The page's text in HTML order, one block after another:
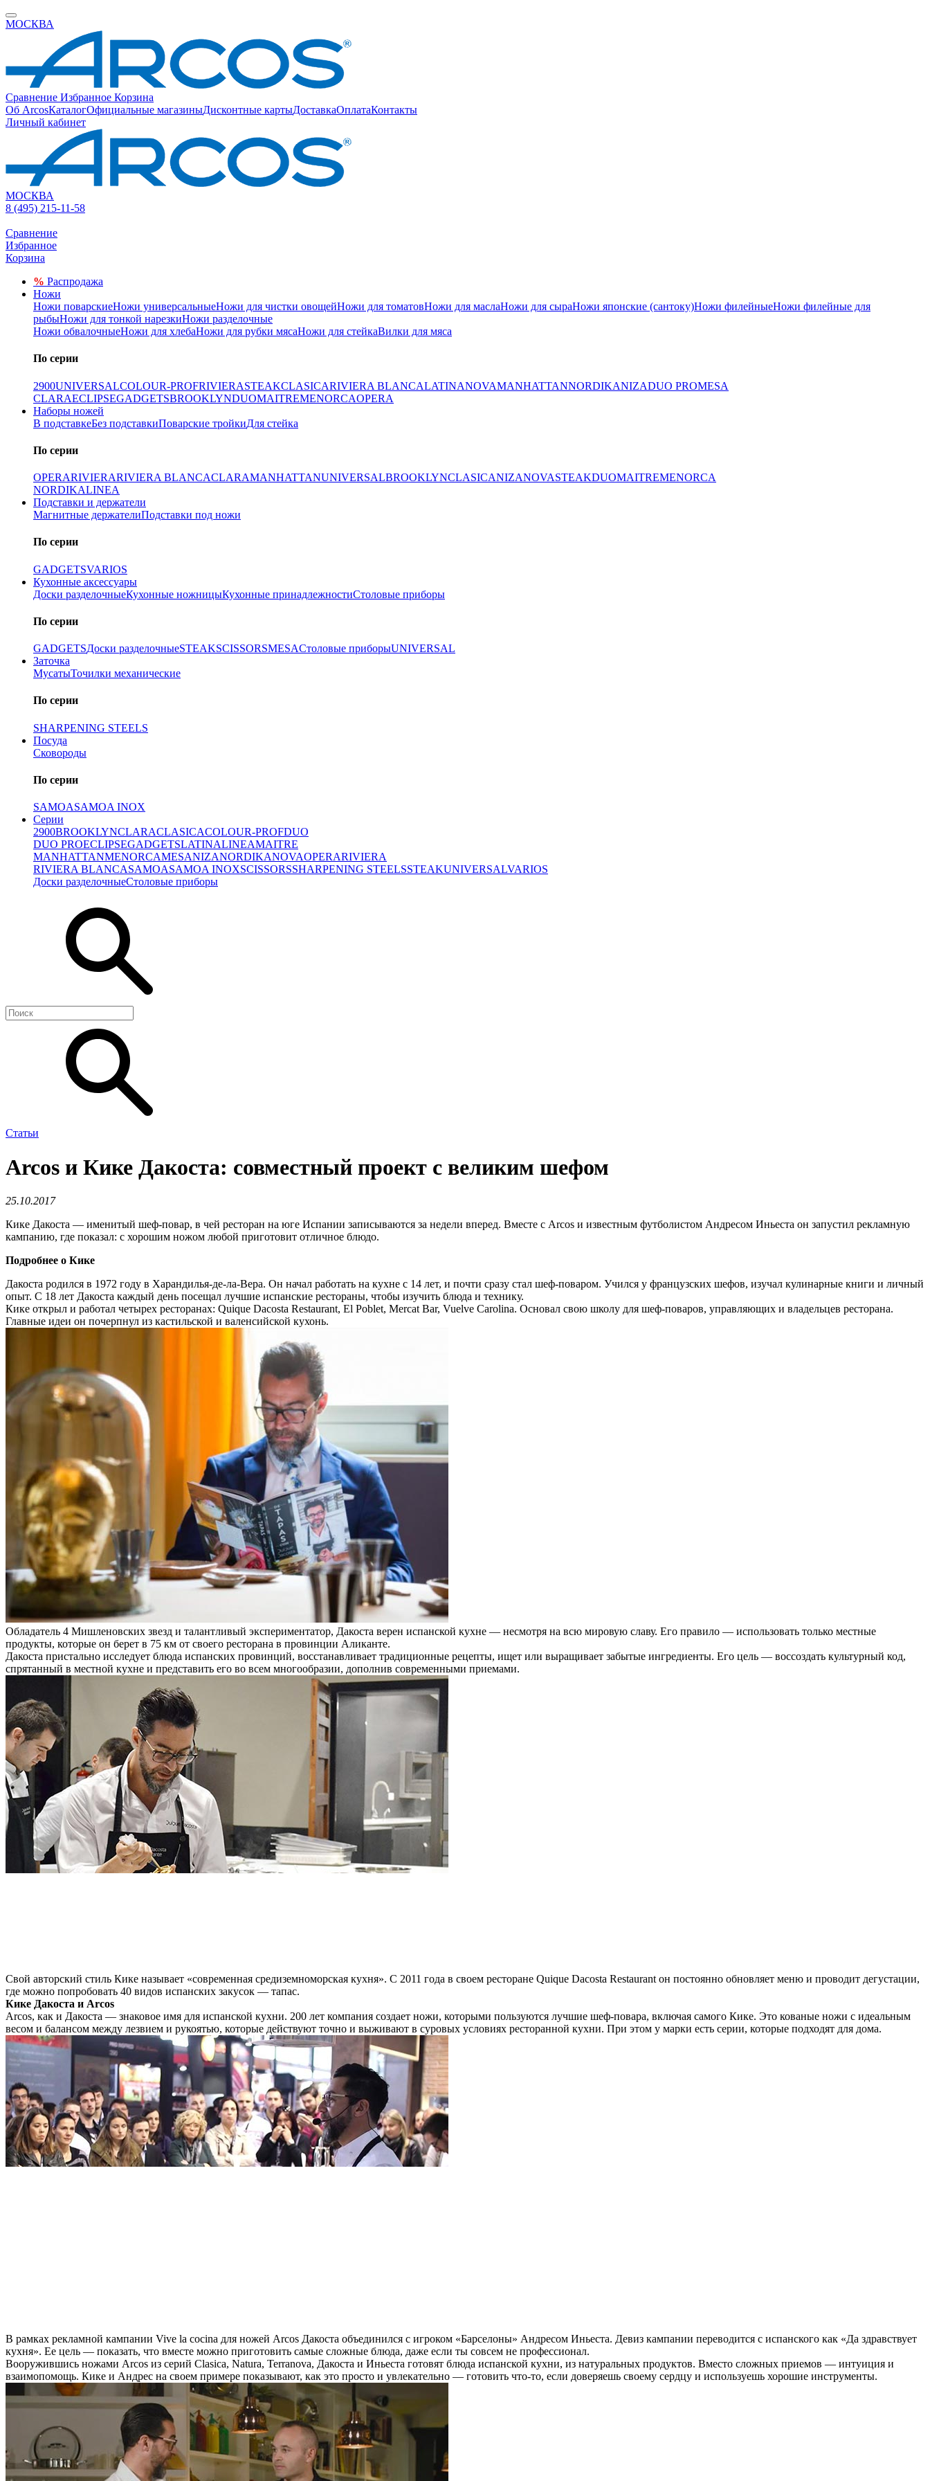
МОСКВА
Сравнение Избранное Корзина
Об ArcosКаталогОфициальные магазиныДисконтные картыДоставкаОплатаКонтакты
Личный кабинет
МОСКВА
8 (495) 215-11-58
Сравнение
Избранное
Корзина
% Распродажа
Ножи
Ножи поварскиеНожи универсальныеНожи для чистки овощейНожи для томатовНожи для маслаНожи для сыраНожи японские (сантоку)Ножи филейныеНожи филейные для
рыбыНожи для тонкой нарезкиНожи разделочные
Ножи обвалочныеНожи для хлебаНожи для рубки мясаНожи для стейкаВилки для мяса
По серии
2900UNIVERSALCOLOUR-PROFRIVIERASTEAKCLASICARIVIERA BLANCALATINANOVAMANHATTANNORDIKANIZADUO PROMESA
CLARAECLIPSEGADGETSBROOKLYNDUOMAITREMENORCAOPERA
Наборы ножей
В подставкеБез подставкиПоварские тройкиДля стейка
По серии
OPERARIVIERARIVIERA BLANCACLARAMANHATTANUNIVERSALBROOKLYNCLASICANIZANOVASTEAKDUOMAITREMENORCA
NORDIKALINEA
Подставки и держатели
Магнитные держателиПодставки под ножи
По серии
GADGETSVARIOS
Кухонные аксессуары
Доски разделочныеКухонные ножницыКухонные принадлежностиСтоловые приборы
По серии
GADGETSДоски разделочныеSTEAKSCISSORSMESAСтоловые приборыUNIVERSAL
Заточка
МусатыТочилки механические
По серии
SHARPENING STEELS
Посуда
Сковороды
По серии
SAMOASAMOA INOX
Серии
2900BROOKLYNCLARACLASICACOLOUR-PROFDUO
DUO PROECLIPSEGADGETSLATINALINEAMAITRE
MANHATTANMENORCAMESANIZANORDIKANOVAOPERARIVIERA
RIVIERA BLANCASAMOASAMOA INOXSCISSORSSHARPENING STEELSSTEAKUNIVERSALVARIOS
Доски разделочныеСтоловые приборы
Статьи
​Arcos и Кике Дакоста: совместный проект с великим шефом
25.10.2017
Кике Дакоста — именитый шеф-повар, в чей ресторан на юге Испании записываются за недели вперед. Вместе с Arcos и известным футболистом Андресом Иньеста он запустил рекламную
кампанию, где показал: с хорошим ножом любой приготовит отличное блюдо.
Подробнее о Кике
Дакоста родился в 1972 году в Харандилья-де-ла-Вера. Он начал работать на кухне с 14 лет, и почти сразу стал шеф-поваром. Учился у французских шефов, изучал кулинарные книги и личный
опыт. С 18 лет Дакоста каждый день посещал лучшие испанские рестораны, чтобы изучить блюда и технику.
Кике открыл и работал четырех ресторанах: Quique Dacosta Restaurant, El Poblet, Mercat Bar, Vuelve Carolina. Основал свою школу для шеф-поваров, управляющих и владельцев ресторана.
Главные идеи он почерпнул из кастильской и валенсийской кухонь.
Обладатель 4 Мишленовских звезд и талантливый экспериментатор, Дакоста верен испанской кухне — несмотря на всю мировую славу. Его правило — использовать только местные
продукты, которые он берет в 75 км от своего ресторана в провинции Аликанте.
Дакоста пристально исследует блюда испанских провинций, восстанавливает традиционные рецепты, ищет или выращивает забытые ингредиенты. Его цель — воссоздать культурный код,
спрятанный в местной кухне и представить его во всем многообразии, дополнив современными приемами.
Свой авторский стиль Кике называет «современная средиземноморская кухня». С 2011 года в своем ресторане Quique Dacosta Restaurant он постоянно обновляет меню и проводит дегустации,
где можно попробовать 40 видов испанских закусок — тапас.
Кике Дакоста и Arcos
Arcos, как и Дакоста — знаковое имя для испанской кухни. 200 лет компания создает ножи, которыми пользуются лучшие шеф-повара, включая самого Кике. Это кованые ножи с идеальным
весом и балансом между лезвием и рукоятью, которые действуют точно и выживают в суровых условиях ресторанной кухни. При этом у марки есть серии, которые подходят для дома.
В рамках рекламной кампании Vive la cocina для ножей Arcos Дакоста объединился с игроком «Барселоны» Андресом Иньеста. Девиз кампании переводится с испанского как «Да здравствует
кухня». Ее цель — показать, что вместе можно приготовить самые сложные блюда, даже если ты совсем не профессионал.
Вооружившись ножами Arcos из серий Clasica, Natura, Terranova, Дакоста и Иньеста готовят блюда испанской кухни, из натуральных продуктов. Вместо сложных приемов — интуиция и
взаимопомощь. Кике и Андрес на своем примере показывают, как это просто и увлекательно — готовить что-то, если доверяешь своему сердцу и используешь хорошие инструменты.